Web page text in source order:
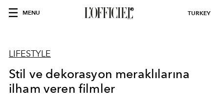
MENU TURKEY
LIFESTYLE
Stil ve dekorasyon meraklılarına
ilham veren filmler